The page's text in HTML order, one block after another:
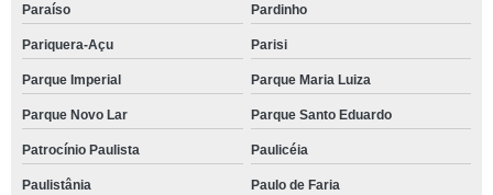
Paraíso Pardinho
Pariquera-Açu Parisi
Parque Imperial Parque Maria Luiza
Parque Novo Lar Parque Santo Eduardo
Patrocínio Paulista Paulicéia
Paulistânia Paulo de Faria